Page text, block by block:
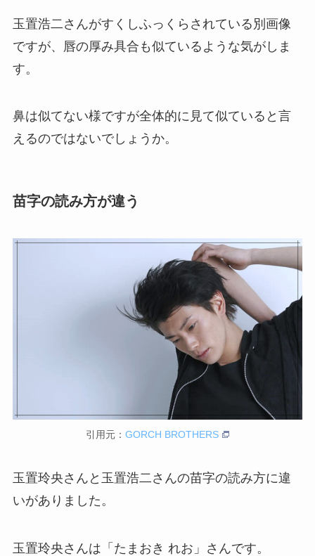
玉置浩二さんがすくしふっくらされている別画像
ですが、唇の厚み具合も似ているような気がしま
す。
鼻は似てない様ですが全体的に見て似ていると言
えるのではないでしょうか。
苗字の読み方が違う
引用元：GORCH BROTHERS
玉置玲央さんと玉置浩二さんの苗字の読み方に違
いがありました。
玉置玲央さんは「たまおき れお」さんです。